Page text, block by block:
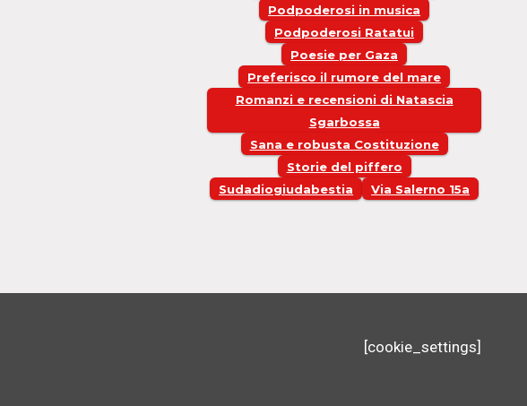
Podpoderosi in musica
Podpoderosi Ratatui
Poesie per Gaza
Preferisco il rumore del mare
Romanzi e recensioni di Natascia
Sgarbossa
Sana e robusta Costituzione
Storie del piffero
Sudadiogiudabestia
Via Salerno 15a
[cookie_settings]